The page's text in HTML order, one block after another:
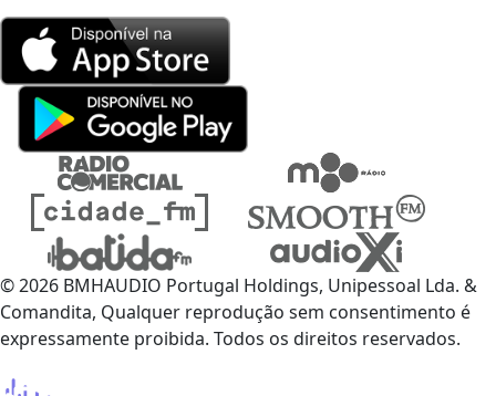
© 2026 BMHAUDIO Portugal Holdings, Unipessoal Lda. &
Comandita, Qualquer reprodução sem consentimento é
expressamente proibida. Todos os direitos reservados.